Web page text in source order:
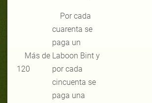
Más de
120
Por cada
cuarenta se
paga un
Laboon Bint y
por cada
cincuenta se
paga una